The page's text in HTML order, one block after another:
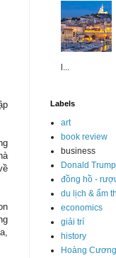
l...
Labels
art
book review
business
Donald Trump
đồng hồ -
du lịch & ẩm
economics
giải trí
history
Hoàng Cương